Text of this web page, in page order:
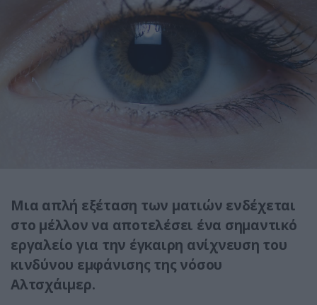
Μια απλή εξέταση των ματιών ενδέχεται
στο μέλλον να αποτελέσει ένα σημαντικό
εργαλείο για την έγκαιρη ανίχνευση του
κινδύνου εμφάνισης της νόσου
Αλτσχάιμερ.